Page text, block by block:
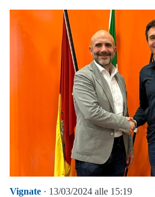
Vignate · 13/03/2024 alle 15:19